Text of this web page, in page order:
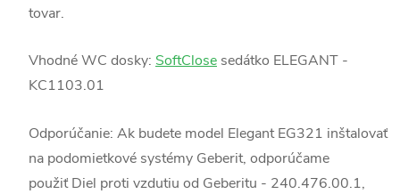
tovar.
Vhodné WC dosky: SoftClose sedátko ELEGANT -
KC1103.01
Odporúčanie: Ak budete model Elegant EG321 inštalovať
na podomietkové systémy Geberit, odporúčame
použiť Diel proti vzdutiu od Geberitu - 240.476.00.1,